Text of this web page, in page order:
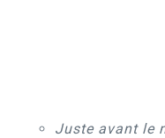
Juste avant le